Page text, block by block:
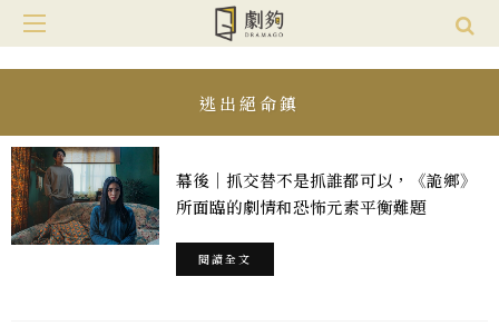
逃出絕命鎮
幕後｜抓交替不是抓誰都可以，《詭鄉》
所面臨的劇情和恐怖元素平衡難題
閱讀全文